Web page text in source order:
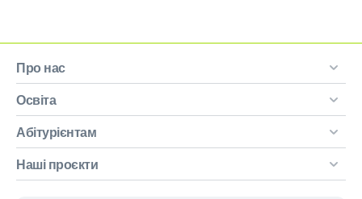
Про нас
Освіта
Абітурієнтам
Наші проєкти